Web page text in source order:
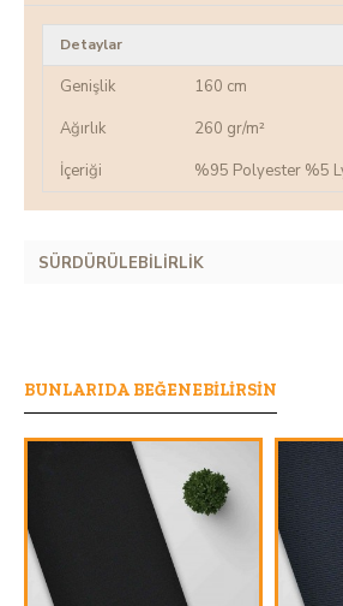
Detaylar
Genişlik
160 cm
Ağırlık
260 gr/m²
İçeriği
%95 Polyester %5
SÜRDÜRÜLEBILIRLIK
BUNLARIDA BEĞENEBILIRSIN